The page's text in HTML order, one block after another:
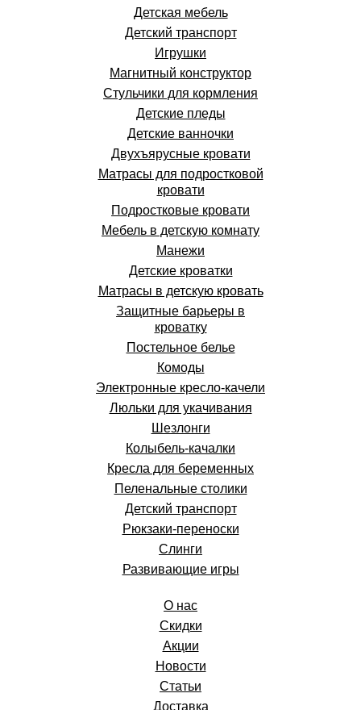
Детская мебель
Детский транспорт
Игрушки
Магнитный конструктор
Стульчики для кормления
Детские пледы
Детские ванночки
Двухъярусные кровати
Матрасы для подростковой
кровати
Подростковые кровати
Мебель в детскую комнату
Манежи
Детские кроватки
Матрасы в детскую кровать
Защитные барьеры в
кроватку
Постельное белье
Комоды
Электронные кресло-качели
Люльки для укачивания
Шезлонги
Колыбель-качалки
Кресла для беременных
Пеленальные столики
Детский транспорт
Рюкзаки-переноски
Слинги
Развивающие игры
О нас
Скидки
Акции
Новости
Статьи
Доставка